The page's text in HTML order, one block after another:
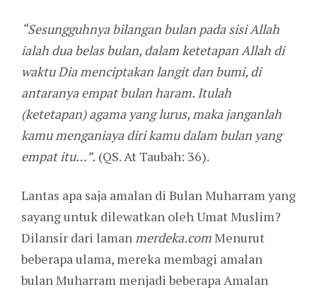
“Sesungguhnya bilangan bulan pada sisi Allah
ialah dua belas bulan, dalam ketetapan Allah di
waktu Dia menciptakan langit dan bumi, di
antaranya empat bulan haram. Itulah
(ketetapan) agama yang lurus, maka janganlah
kamu menganiaya diri kamu dalam bulan yang
empat itu…”. (QS. At Taubah: 36).
Lantas apa saja amalan di Bulan Muharram yang
sayang untuk dilewatkan oleh Umat Muslim?
Dilansir dari lamanmerdeka.comMenurut
beberapa ulama, mereka membagi amalan
bulan Muharram menjadi beberapa Amalan